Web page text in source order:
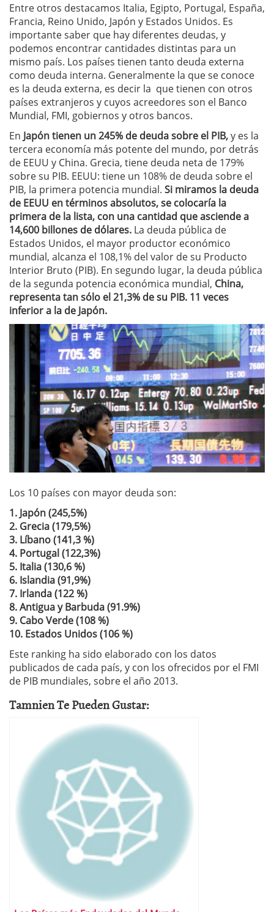
Entre otros destacamos Italia, Egipto, Portugal, España,
Francia, Reino Unido, Japón y Estados Unidos. Es
importante saber que hay diferentes deudas, y
podemos encontrar cantidades distintas para un
mismo país. Los países tienen tanto deuda externa
como deuda interna. Generalmente la que se conoce
es la deuda externa, es decir la que tienen con otros
países extranjeros y cuyos acreedores son el Banco
Mundial, FMI, gobiernos y otros bancos.
En Japón tienen un 245% de deuda sobre el PIB,y es la
tercera economía más potente del mundo, por detrás
de EEUU y China. Grecia, tiene deuda neta de 179%
sobre su PIB. EEUU: tiene un 108% de deuda sobre el
PIB, la primera potencia mundial. Si miramos la deuda
de EEUU en términos absolutos, se colocaría la
primera de la lista, con una cantidad que asciende a
14,600 billones de dólares. La deuda pública de
Estados Unidos, el mayor productor económico
mundial, alcanza el 108,1% del valor de su Producto
Interior Bruto (PIB). En segundo lugar, la deuda pública
de la segunda potencia económica mundial, China,
representa tan sólo el 21,3% de su PIB. 11 veces
inferior a la de Japón.
Los 10 países con mayor deuda son:
1. Japón (245,5%)
2. Grecia (179,5%)
3. Líbano (141,3 %)
4. Portugal (122,3%)
5. Italia (130,6 %)
6. Islandia (91,9%)
7. Irlanda (122 %)
8. Antigua y Barbuda (91.9%)
9. Cabo Verde (108 %)
10. Estados Unidos (106 %)
Este ranking ha sido elaborado con los datos
publicados de cada país, y con los ofrecidos por el FMI
de PIB mundiales, sobre el año 2013.
Tamnien Te Pueden Gustar: